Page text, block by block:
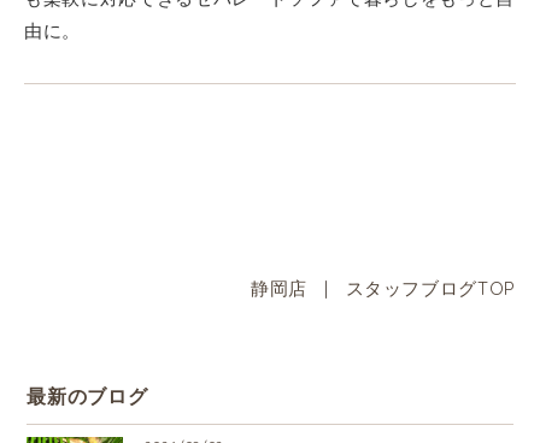
由に。
静岡店 | スタッフブログTOP
最新のブログ